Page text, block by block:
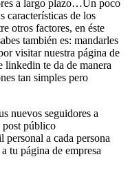
a largo plazo…Un poco
características de los
otros factores, en éste
también es: mandarles
visitar nuestra página de
te da de manera
tan simples pero
nuevos seguidores a
post público
personal a cada persona
tu página de empresa